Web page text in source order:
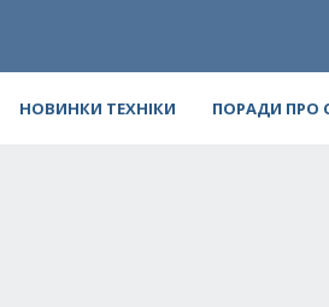
НОВИНКИ ТЕХНІКИ ПОРАДИ ПРО